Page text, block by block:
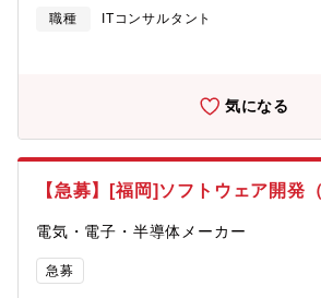
に基づき、DXを推進するためのお手伝いを
タ利活用を中心に、データ統合の推進、デー
アーキテクチャ設計を支援します。【ポジ
中の組織です。制度、研修制度の整備含めご
ため大きな裁量を持つことができます。また
■『AI・ビックデータ』など最先端技術に携
属しており、「安定」×「挑戦」の環境下で働
職種
ITコンサルタント
気になる
【急募】[福岡]ソフトウェア開発
電気・電子・半導体メーカー
急募